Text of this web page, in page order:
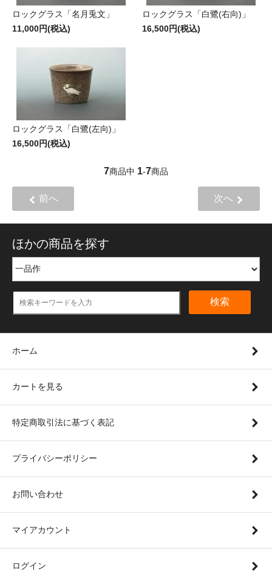
ロックグラス「名月兎文」
11,000円(税込)
ロックグラス「白鷺(右向)」
16,500円(税込)
ロックグラス「白鷺(左向)」
16,500円(税込)
7商品中 1-7商品
前へ 次へ
ほかの商品を探す
検索
ホーム
カートを見る
特定商取引法に基づく表記
プライバシーポリシー
お問い合わせ
マイアカウント
ログイン